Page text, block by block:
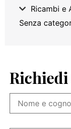
Ricambi e
Senza